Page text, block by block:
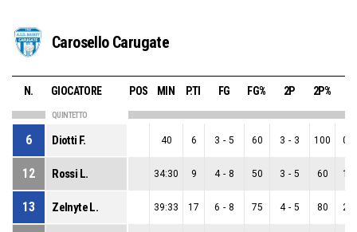
Carosello Carugate
N. GIOCATORE POS MIN P.TI FG FG% 2P 2P%
QUINTETTO
6 Diotti F. 40 6 3 - 5 60 3 - 3 100 0
12 Rossi L. 34:30 9 4 - 8 50 3 - 5 60 1
13 Zelnyte L. 39:33 17 6 - 8 75 4 - 5 80 2